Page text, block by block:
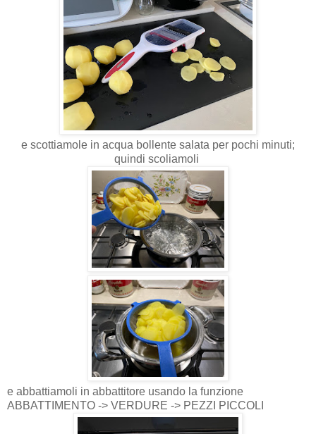
e scottiamole in acqua bollente salata per pochi minuti;
quindi scoliamoli
e abbattiamoli in abbattitore usando la funzione
ABBATTIMENTO -> VERDURE -> PEZZI PICCOLI